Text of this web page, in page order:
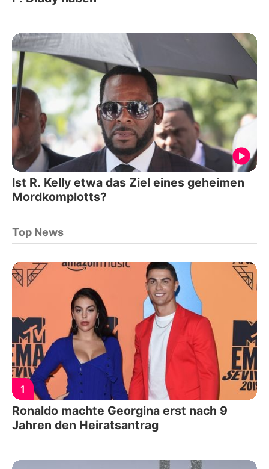
Ist R. Kelly etwa das Ziel eines geheimen
Mordkomplotts?
Top News
1
Ronaldo machte Georgina erst nach 9
Jahren den Heiratsantrag